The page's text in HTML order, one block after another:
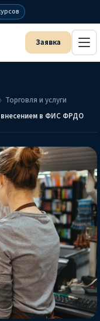
Торговля и услуги
в ФИС ФРДО